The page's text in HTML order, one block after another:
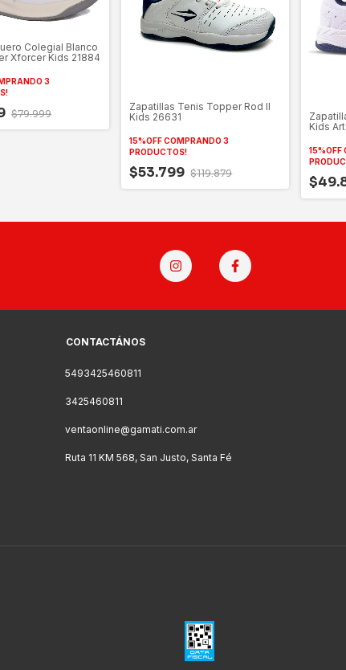
Colegial Blanco
Xforcer Kids 21884
3
$79.999
Zapatillas Tenis Topper Rod II
Kids 26631
15%OFF COMPRANDO 3
PRODUCTOS!
$53.799 $119.879
Kids
15%OFF
CONTACTÁNOS
5493425460811
3425460811
ventaonline@gamati.com.ar
Ruta 11 KM 568, San Justo, Santa Fé